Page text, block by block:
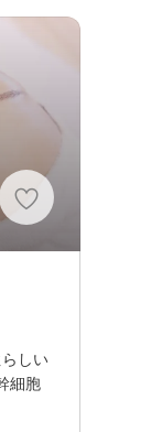
しい
細胞